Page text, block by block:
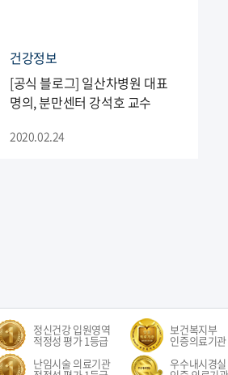
건강정보
[공식 블로그] 일산차병원 대표
명의, 분만센터 강석호 교수
2020.02.24
정신건강 입원영역
적정성 평가 1등급
보건복지부
인증의료기관
난임시술 의료기관
우수내시경실